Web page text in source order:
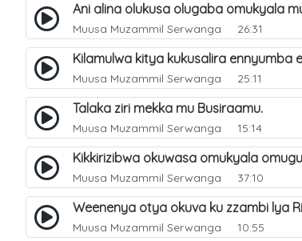
Ani alina olukusa olugaba omukyala
Muusa Muzammil Serwanga 26:31
Kilamulwa kitya kukusalira ennyumba
Muusa Muzammil Serwanga 25:11
Talaka ziri mekka mu Busiraamu.
Muusa Muzammil Serwanga 15:14
Kikkirizibwa okuwasa omukyala
Muusa Muzammil Serwanga 37:10
Weenenya otya okuva ku zzambi lya
Muusa Muzammil Serwanga 10:55